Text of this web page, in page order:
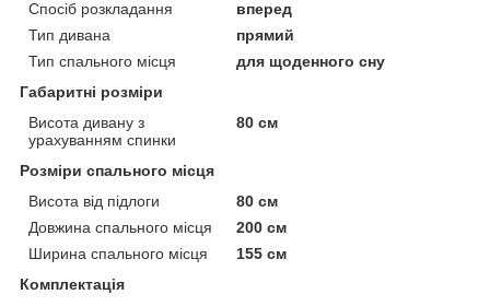
Спосіб розкладання
вперед
Тип дивана
прямий
Тип спального місця
для щоденного сну
Габаритні розміри
Висота дивану з
урахуванням спинки
80 см
Розміри спального місця
Висота від підлоги
80 см
Довжина спального місця
200 см
Ширина спального місця
155 см
Комплектація